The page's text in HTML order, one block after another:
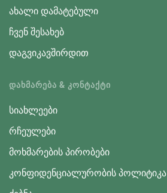
ახალი დამატებული
ჩვენ შესახებ
დაგვიკავშირდით
ᲓᲐᲮᲛᲐᲠᲔᲑᲐ & ᲙᲝᲜᲢᲐᲥᲢᲘ
სიახლეები
რჩეულები
მოხმარების პირობები
კონფიდენციალურობის პოლიტიკა